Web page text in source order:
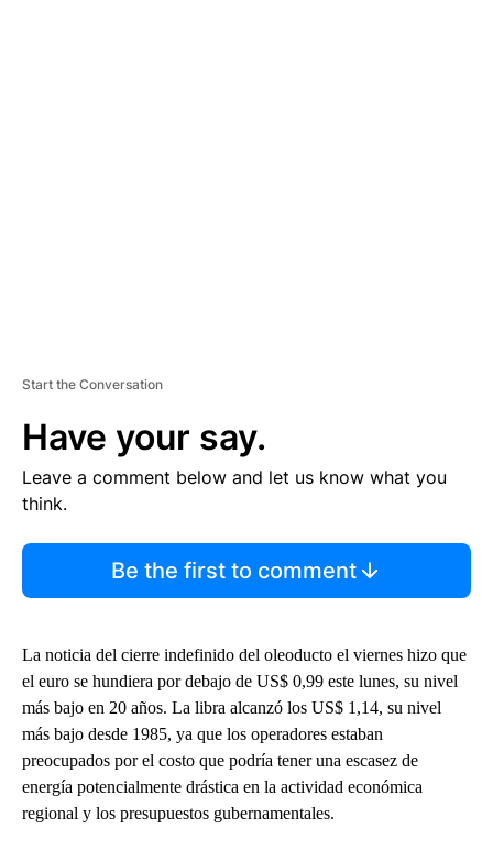
Start the Conversation
Have your say.
Leave a comment below and let us know what you
think.
Be the first to comment
La noticia del cierre indefinido del oleoducto el viernes hizo que
el euro se hundiera por debajo de US$ 0,99 este lunes, su nivel
más bajo en 20 años. La libra alcanzó los US$ 1,14, su nivel
más bajo desde 1985, ya que los operadores estaban
preocupados por el costo que podría tener una escasez de
energía potencialmente drástica en la actividad económica
regional y los presupuestos gubernamentales.